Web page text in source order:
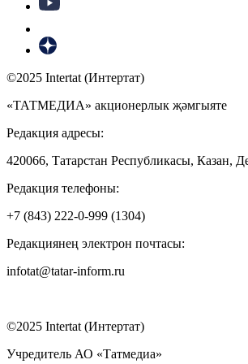
©2025 Intertat (Интертат)
«ТАТМЕДИА» акционерлык җәмгыяте
Редакция адресы:
420066, Татарстан Республикасы, Казан,
Редакция телефоны:
+7 (843) 222-0-999 (1304)
Редакциянең электрон почтасы:
infotat@tatar-inform.ru
©2025 Intertat (Интертат)
Учредитель АО «Татмедиа»